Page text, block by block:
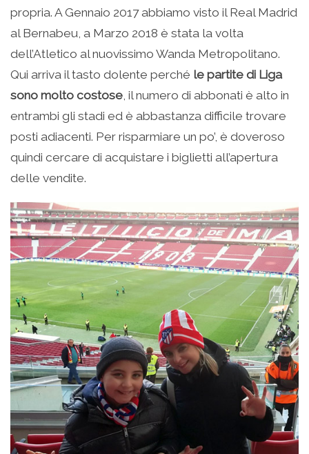
propria. A Gennaio 2017 abbiamo visto il Real Madrid
al Bernabeu, a Marzo 2018 è stata la volta
dell’Atletico al nuovissimo Wanda Metropolitano.
Qui arriva il tasto dolente perché le partite di Liga
sono molto costose, il numero di abbonati è alto in
entrambi gli stadi ed è abbastanza difficile trovare
posti adiacenti. Per risparmiare un po’, è doveroso
quindi cercare di acquistare i biglietti all’apertura
delle vendite.